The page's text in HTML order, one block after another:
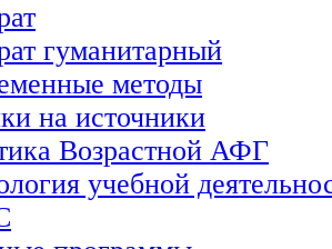
гуманитарный
методы
на источники
Возрастной АФГ
учебной